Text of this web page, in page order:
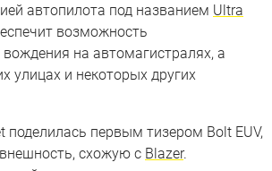
автопилота под названием Ultra
возможность
на автомагистралях, а
улицах и некоторых других
поделилась первым тизером Bolt EUV,
схожую с Blazer.